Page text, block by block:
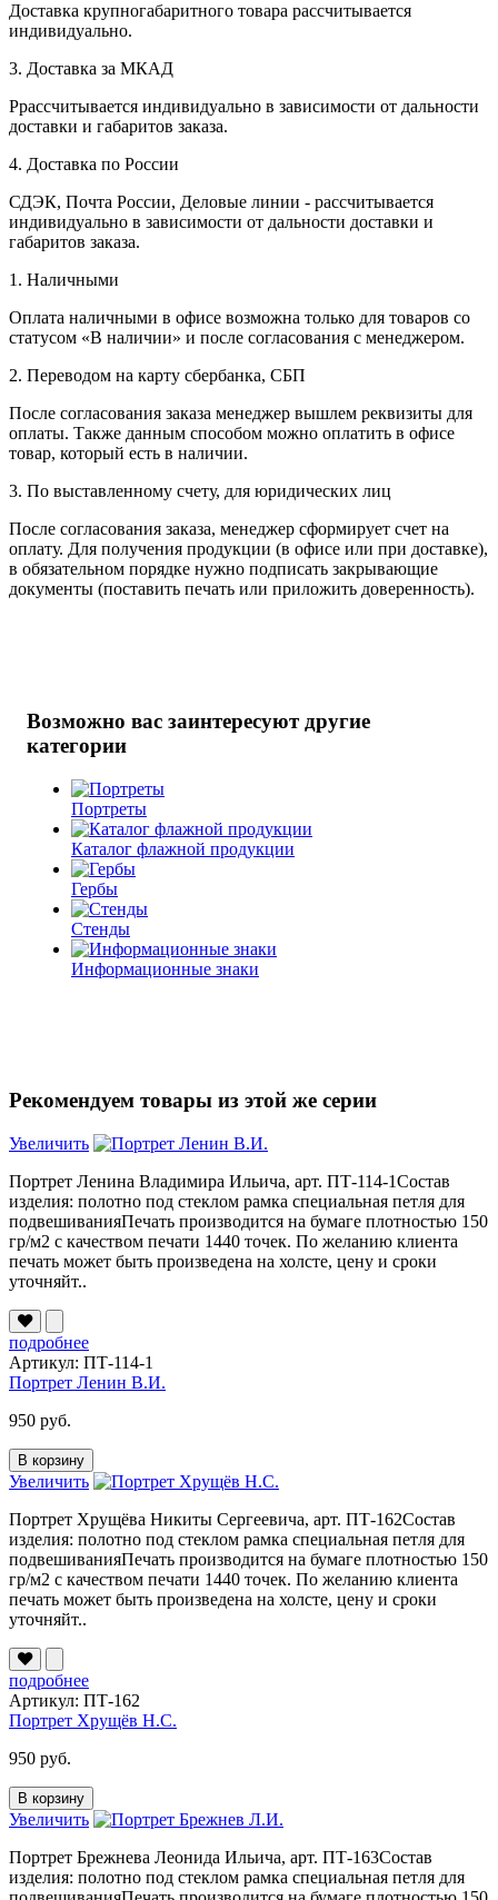
Доставка крупногабаритного товара рассчитывается
индивидуально.
3. Доставка за МКАД
Ррассчитывается индивидуально в зависимости от дальности
доставки и габаритов заказа.
4. Доставка по России
СДЭК, Почта России, Деловые линии - рассчитывается
индивидуально в зависимости от дальности доставки и
габаритов заказа.
1. Наличными
Оплата наличными в офисе возможна только для товаров со
статусом «В наличии» и после согласования с менеджером.
2. Переводом на карту сбербанка, СБП
После согласования заказа менеджер вышлем реквизиты для
оплаты. Также данным способом можно оплатить в офисе
товар, который есть в наличии.
3. По выставленному счету, для юридических лиц
После согласования заказа, менеджер сформирует счет на
оплату. Для получения продукции (в офисе или при доставке),
в обязательном порядке нужно подписать закрывающие
документы (поставить печать или приложить доверенность).
Возможно вас заинтересуют другие
категории
Портреты
Каталог флажной продукции
Гербы
Стенды
Информационные знаки
Рекомендуем товары из этой же серии
Увеличить
Портрет Ленина Владимира Ильича, арт. ПТ-114-1Состав
изделия: полотно под стеклом рамка специальная петля для
подвешиванияПечать производится на бумаге плотностью 150
гр/м2 с качеством печати 1440 точек. По желанию клиента
печать может быть произведена на холсте, цену и сроки
уточняйт..
подробнее
Артикул: ПТ-114-1
Портрет Ленин В.И.
950 руб.
В корзину
Увеличить
Портрет Хрущёва Никиты Сергеевича, арт. ПТ-162Состав
изделия: полотно под стеклом рамка специальная петля для
подвешиванияПечать производится на бумаге плотностью 150
гр/м2 с качеством печати 1440 точек. По желанию клиента
печать может быть произведена на холсте, цену и сроки
уточняйт..
подробнее
Артикул: ПТ-162
Портрет Хрущёв Н.С.
950 руб.
В корзину
Увеличить
Портрет Брежнева Леонида Ильича, арт. ПТ-163Состав
изделия: полотно под стеклом рамка специальная петля для